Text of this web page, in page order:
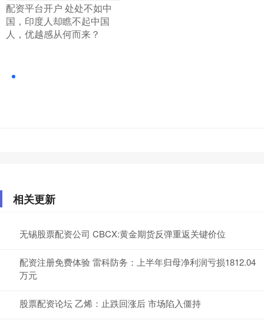
​配资平台开户 处处不如中
国，印度人却瞧不起中国
人，优越感从何而来？
相关更新
无锡股票配资公司 CBCX:黄金期货反弹重返关键价位
配资注册免费体验 雷科防务：上半年归母净利润亏损1812.04
万元
股票配资论坛 乙烯：止跌回涨后 市场陷入僵持